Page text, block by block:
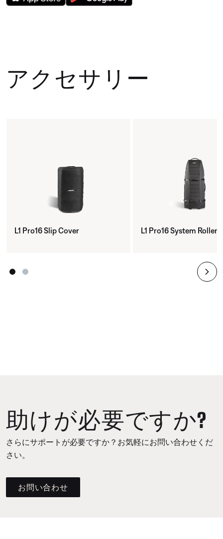
アクセサリー
L1 Pro16 Slip Cover L1 Pro16 System Roller
助けが必要ですか?
さらにサポートが必要ですか？お気軽にお問い合わせくだ
さい。
お問い合わせ